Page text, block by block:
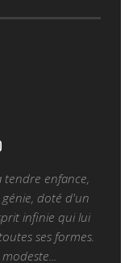
tendre enfance,
doté d'un
infinie qui lui
ses formes.